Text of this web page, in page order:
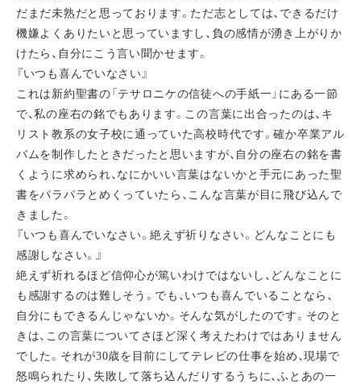
だまだ未熟だと思っております。ただ志としては、できるだけ
機嫌よくありたいと思っていますし、負の感情が湧き上がりか
けたら、自分にこう言い聞かせます。
『いつも喜んでいなさい』
これは新約聖書の「テサロニケの信徒への手紙一」にある一節
で、私の座右の銘でもあります。この言葉に出合ったのは、キ
リスト教系の女子校に通っていた高校時代です。確か卒業アル
バムを制作したときだったと思いますが、自分の座右の銘を書
くように求められ、なにかいい言葉はないかと手元にあった聖
書をパラパラとめくっていたら、こんな言葉が目に飛び込んで
きました。
『いつも喜んでいなさい。絶えず祈りなさい。どんなことにも
感謝しなさい。』
絶えず祈れるほど信仰心が篤いわけではないし、どんなことに
も感謝するのは難しそう。でも、いつも喜んでいることなら、
自分にもできるんじゃないか。そんな気がしたのです。そのと
きは、この言葉についてさほど深く考えたわけではありません
でした。それが30歳を目前にしてテレビの仕事を始め、現場で
怒鳴られたり、失敗して落ち込んだりするうちに、ふとあの一